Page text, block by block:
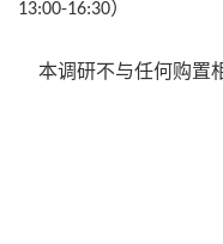
13:00-16:30）
本调研不与任何购置